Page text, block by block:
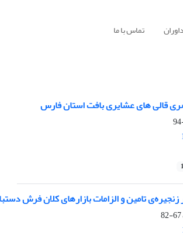
داوران تماس با ما
قالی های عشایری بافت استان فارس
67-82